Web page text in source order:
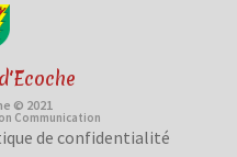
© 2021
Communication
de confidentialité